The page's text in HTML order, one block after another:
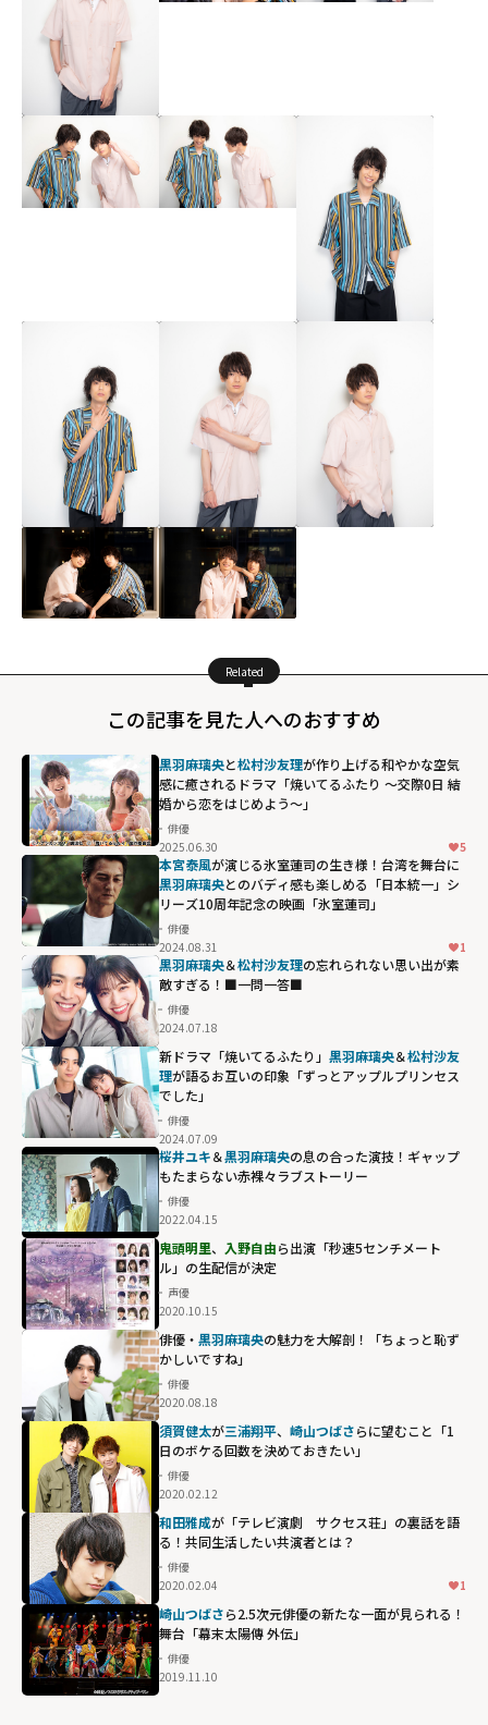
Related
この記事を見た人へのおすすめ
黒羽麻璃央と松村沙友理が作り上げる和やかな空気
感に癒されるドラマ「焼いてるふたり ～交際0日 結
婚から恋をはじめよう～」
俳優
2025.06.30
5
本宮泰風が演じる氷室蓮司の生き様！台湾を舞台に
黒羽麻璃央とのバディ感も楽しめる「日本統一」シ
リーズ10周年記念の映画「氷室蓮司」
俳優
2024.08.31
1
黒羽麻璃央＆松村沙友理の忘れられない思い出が素
敵すぎる！■一問一答■
俳優
2024.07.18
新ドラマ「焼いてるふたり」 黒羽麻璃央＆松村沙友
理が語るお互いの印象「ずっとアップルプリンセス
でした」
俳優
2024.07.09
桜井ユキ＆黒羽麻璃央の息の合った演技！ギャップ
もたまらない赤裸々ラブストーリー
俳優
2022.04.15
鬼頭明里、 入野自由ら出演「秒速5センチメート
ル」の生配信が決定
声優
2020.10.15
俳優・ 黒羽麻璃央の魅力を大解剖！「ちょっと恥ず
かしいですね」
俳優
2020.08.18
須賀健太が三浦翔平、 崎山つばさらに望むこと「1
日のボケる回数を決めておきたい」
俳優
2020.02.12
和田雅成が「テレビ演劇 サクセス荘」の裏話を語
る！共同生活したい共演者とは？
俳優
2020.02.04
1
崎山つばさら2.5次元俳優の新たな一面が見られる！
舞台「幕末太陽傳 外伝」
俳優
2019.11.10